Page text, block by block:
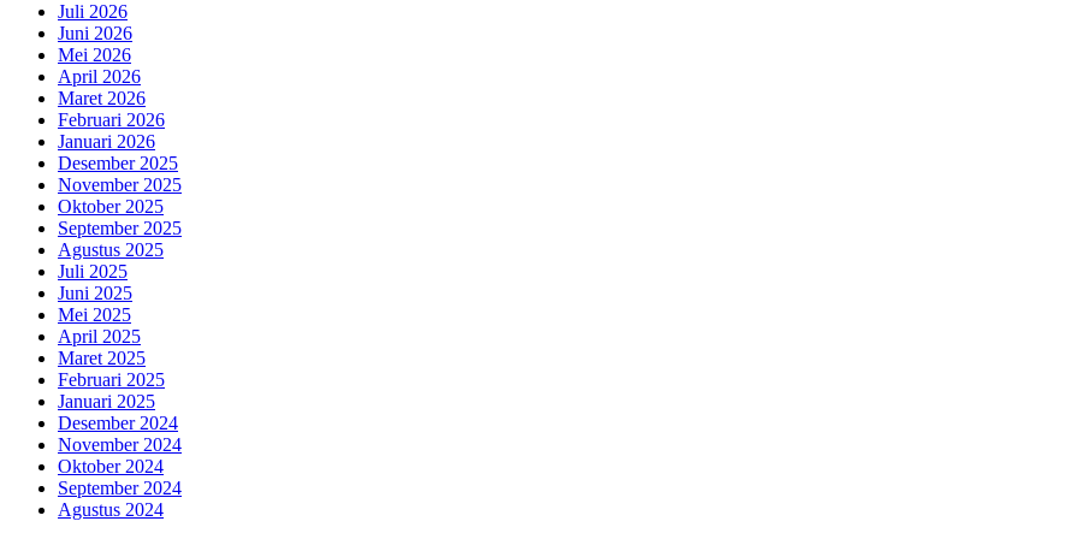
Juli 2026
Juni 2026
Mei 2026
April 2026
Maret 2026
Februari 2026
Januari 2026
Desember 2025
November 2025
Oktober 2025
September 2025
Agustus 2025
Juli 2025
Juni 2025
Mei 2025
April 2025
Maret 2025
Februari 2025
Januari 2025
Desember 2024
November 2024
Oktober 2024
September 2024
Agustus 2024